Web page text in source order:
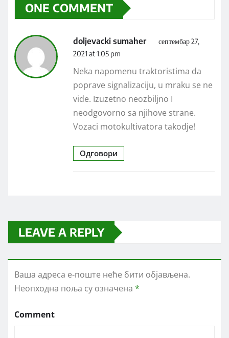
ONE COMMENT
doljevacki sumaher
септембар 27,
2021 at 1:05 pm
Neka napomenu traktoristima da
poprave signalizaciju, u mraku se ne
vide. Izuzetno neozbiljno I
neodgovorno sa njihove strane.
Vozaci motokultivatora takodje!
Одговори
LEAVE A REPLY
Ваша адреса е-поште неће бити објављена.
Неопходна поља су означена *
Comment